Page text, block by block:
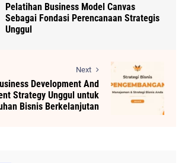
Pelatihan Business Model Canvas
Sebagai Fondasi Perencanaan Strategis
Unggul
Next
Development And
Strategy Unggul untuk
Bisnis Berkelanjutan